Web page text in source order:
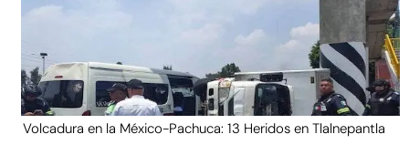
Volcadura en la México-Pachuca: 13 Heridos en Tlalnepantla